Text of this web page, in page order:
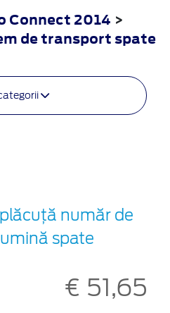
Connect 2014 >
de transport spate
număr de
spate
€ 51,65